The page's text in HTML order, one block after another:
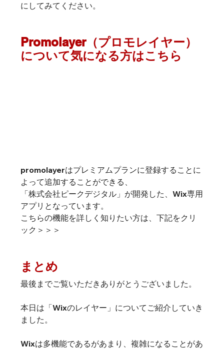
にしてみてください。
Promolayer（プロモレイヤー）
について気になる方はこちら
promolayerはプレミアムプランに登録することに
よって追加することができる、
「株式会社ピークデジタル」が開発した、Wix専用
アプリとなっています。
こちらの機能を詳しく知りたい方は、 下記をクリ
ック＞＞＞
まとめ
最後までご覧いただきありがとうございました。
本日は「Wixのレイヤー」についてご紹介していき
ました。
Wixは多機能であるがあまり、複雑になることがあ